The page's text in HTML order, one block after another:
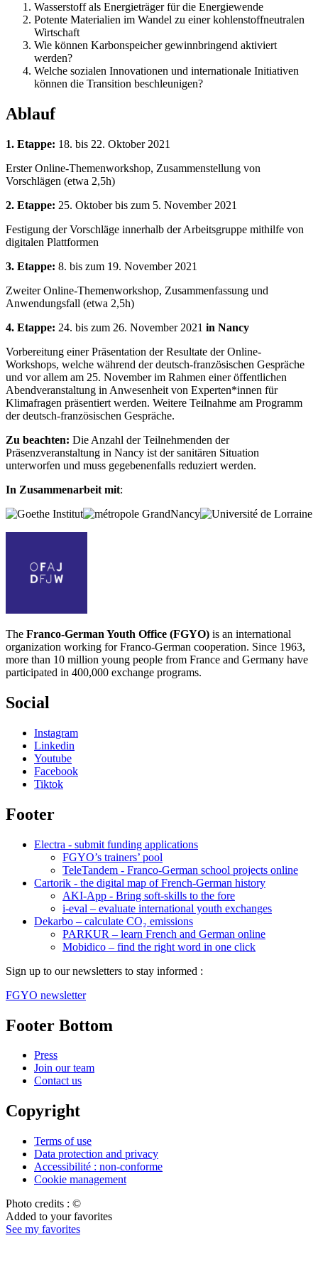
Wasserstoff als Energieträger für die Energiewende
Potente Materialien im Wandel zu einer kohlenstoffneutralen
Wirtschaft
Wie können Karbonspeicher gewinnbringend aktiviert
werden?
Welche sozialen Innovationen und internationale Initiativen
können die Transition beschleunigen?
Ablauf
1. Etappe: 18. bis 22. Oktober 2021
Erster Online-Themenworkshop, Zusammenstellung von
Vorschlägen (etwa 2,5h)
2. Etappe: 25. Oktober bis zum 5. November 2021
Festigung der Vorschläge innerhalb der Arbeitsgruppe mithilfe von
digitalen Plattformen
3. Etappe: 8. bis zum 19. November 2021
Zweiter Online-Themenworkshop, Zusammenfassung und
Anwendungsfall (etwa 2,5h)
4. Etappe: 24. bis zum 26. November 2021 in Nancy
Vorbereitung einer Präsentation der Resultate der Online-
Workshops, welche während der deutsch-französischen Gespräche
und vor allem am 25. November im Rahmen einer öffentlichen
Abendveranstaltung in Anwesenheit von Experten*innen für
Klimafragen präsentiert werden. Weitere Teilnahme am Programm
der deutsch-französischen Gespräche.
Zu beachten: Die Anzahl der Teilnehmenden der
Präsenzveranstaltung in Nancy ist der sanitären Situation
unterworfen und muss gegebenenfalls reduziert werden.
In Zusammenarbeit mit:
The Franco-German Youth Office (FGYO) is an international
organization working for Franco-German cooperation. Since 1963,
more than 10 million young people from France and Germany have
participated in 400,000 exchange programs.
Social
Instagram
Linkedin
Youtube
Facebook
Tiktok
Footer
Electra - submit funding applications
FGYO’s trainers’ pool
TeleTandem - Franco-German school projects online
Cartorik - the digital map of French-German history
AKI-App - Bring soft-skills to the fore
i-eval – evaluate international youth exchanges
Dekarbo – calculate CO₂ emissions
PARKUR – learn French and German online
Mobidico – find the right word in one click
Sign up to our newsletters to stay informed :
FGYO newsletter
Footer Bottom
Press
Join our team
Contact us
Copyright
Terms of use
Data protection and privacy
Accessibilité : non-conforme
Cookie management
Photo credits : ©
Added to your favorites
See my favorites